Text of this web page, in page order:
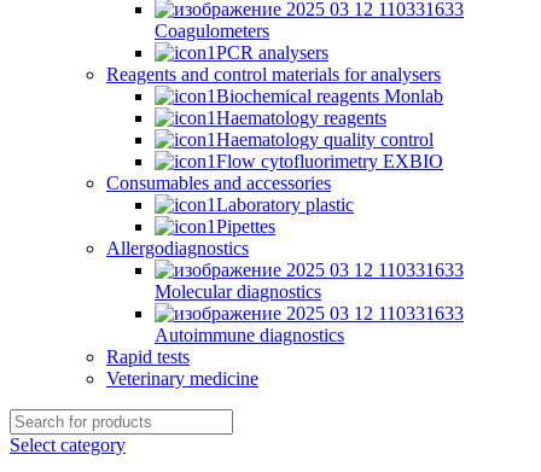
Coagulometers
PCR analysers
Reagents and control materials for analysers
Biochemical reagents Monlab
Haematology reagents
Haematology quality control
Flow cytofluorimetry EXBIO
Consumables and accessories
Laboratory plastic
Pipettes
Allergodiagnostics
Molecular diagnostics
Autoimmune diagnostics
Rapid tests
Veterinary medicine
Select category